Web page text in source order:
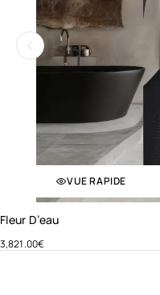
VUE RAPIDE
Fleur D’eau
3,821.00€